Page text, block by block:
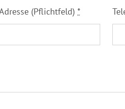
(Pflichtfeld)*